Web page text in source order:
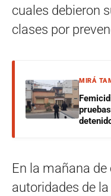
cuales debieron
clases por
MIRÁ
En la mañana
autoridades de